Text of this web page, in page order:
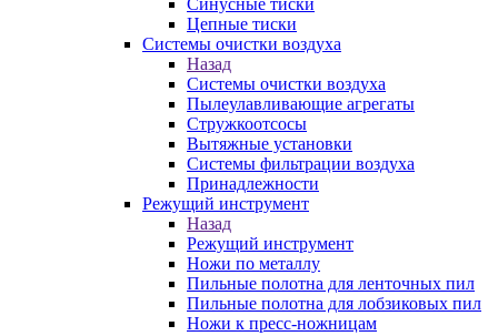
Синусные тиски
Цепные тиски
Системы очистки воздуха
Назад
Системы очистки воздуха
Пылеулавливающие агрегаты
Стружкоотсосы
Вытяжные установки
Системы фильтрации воздуха
Принадлежности
Режущий инструмент
Назад
Режущий инструмент
Ножи по металлу
Пильные полотна для ленточных пил
Пильные полотна для лобзиковых пил
Ножи к пресс-ножницам